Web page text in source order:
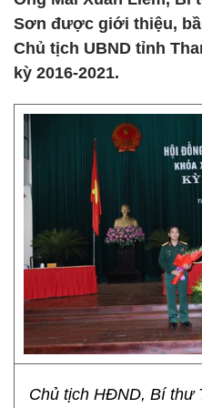
Sơn được giới thiệu,
Chủ tịch UBND tỉnh
kỳ 2016-2021.
Chủ tịch HĐND, Bí thư